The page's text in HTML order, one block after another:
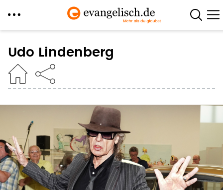
zum
Inhalt
Udo Lindenberg